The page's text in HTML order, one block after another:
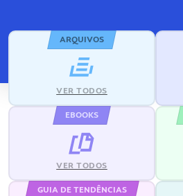
ARQUIVOS
VER TODOS
EBOOKS
VER TODOS
GUIA DE TENDÊNCIAS